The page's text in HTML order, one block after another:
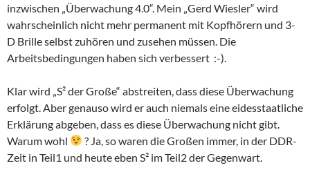
inzwischen „Überwachung 4.0“. Mein „Gerd Wiesler“ wird
wahrscheinlich nicht mehr permanent mit Kopfhörern und 3-
D Brille selbst zuhören und zusehen müssen. Die
Arbeitsbedingungen haben sich verbessert :-).
Klar wird „S² der Große“ abstreiten, dass diese Überwachung
erfolgt. Aber genauso wird er auch niemals eine eidesstaatliche
Erklärung abgeben, dass es diese Überwachung nicht gibt.
Warum wohl
? Ja, so waren die Großen immer, in der DDR-
Zeit in Teil1 und heute eben S² im Teil2 der Gegenwart.